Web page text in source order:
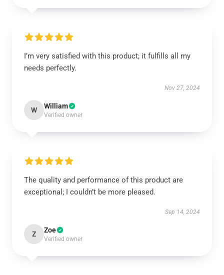
I’m very satisfied with this product; it fulfills all my
needs perfectly.
Nov 27, 2024
W William
Verified owner
The quality and performance of this product are
exceptional; I couldn’t be more pleased.
Sep 14, 2024
Z Zoe
Verified owner